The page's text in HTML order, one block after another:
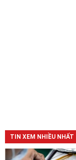
TIN XEM NHIỀU NHẤT